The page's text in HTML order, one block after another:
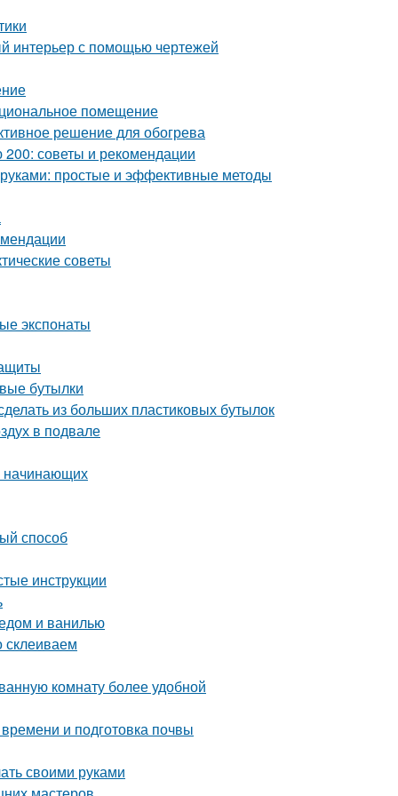
интерьер с помощью чертежей
помещение
решение для обогрева
советы и рекомендации
простые и эффективные методы
советы
экспонаты
бутылки
из больших пластиковых бутылок
в подвале
начинающих
способ
инструкции
и ванилью
склеиваем
комнату более удобной
и подготовка почвы
своими руками